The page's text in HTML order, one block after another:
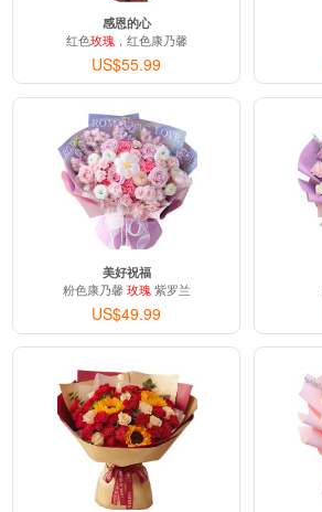
感恩的心
红色玫瑰 ，红色康乃馨
US$55.99
美好祝福
粉色康乃馨 玫瑰紫罗兰
US$49.99